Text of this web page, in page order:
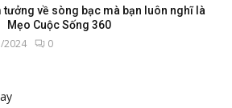
tưởng về sòng bạc mà bạn luôn nghĩ là
Mẹo Cuộc Sống 360
2024 0